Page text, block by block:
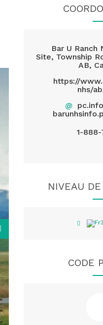
Bar U Ranch
Site, Township
AB,
https://
nhs/
@
1-
NIVEAU
CODE